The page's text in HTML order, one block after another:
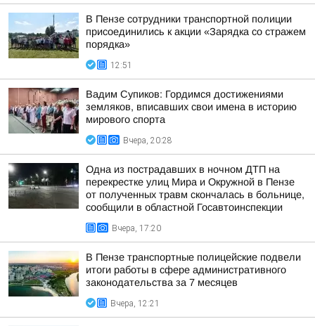
В Пензе сотрудники транспортной полиции
присоединились к акции «Зарядка со стражем
порядка»
12:51
Вадим Супиков: Гордимся достижениями
земляков, вписавших свои имена в историю
мирового спорта
Вчера, 20:28
Одна из пострадавших в ночном ДТП на
перекрестке улиц Мира и Окружной в Пензе
от полученных травм скончалась в больнице,
сообщили в областной Госавтоинспекции
Вчера, 17:20
В Пензе транспортные полицейские подвели
итоги работы в сфере административного
законодательства за 7 месяцев
Вчера, 12:21